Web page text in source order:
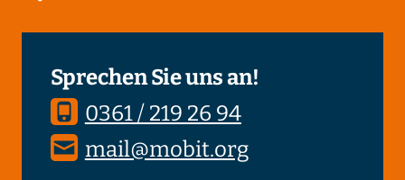
Sprechen Sie uns an!
0361 / 219 26 94
mail@mobit.org